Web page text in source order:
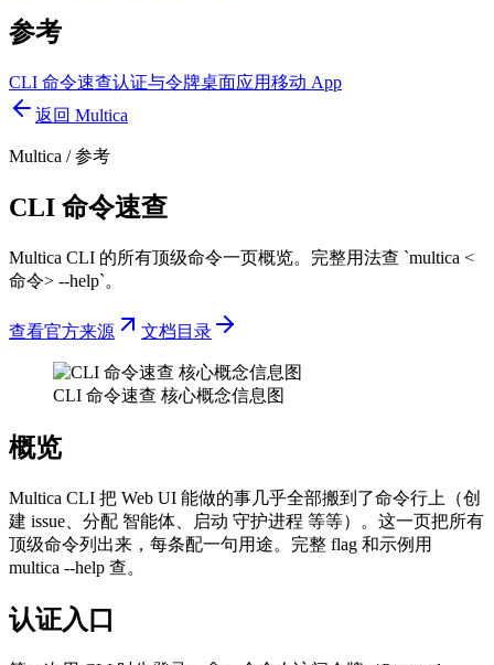
参考
CLI 命令速查认证与令牌桌面应用移动 App
返回 Multica
Multica /参考
CLI 命令速查
Multica CLI 的所有顶级命令一页概览。完整用法查 `multica <
命令> --help`。
查看官方来源 文档目录
CLI 命令速查 核心概念信息图
概览
Multica CLI 把 Web UI 能做的事几乎全部搬到了命令行上（创
建 issue、分配 智能体、启动 守护进程 等等）。这一页把所有
顶级命令列出来，每条配一句用途。完整 flag 和示例用
multica --help 查。
认证入口